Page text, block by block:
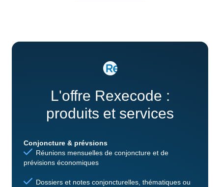
L'offre Rexecode :
produits et services
Conjoncture & prévsions
Réunions mensuelles de conjoncture et de
prévisions économiques
Dossiers et notes conjoncturelles, thématiques ou